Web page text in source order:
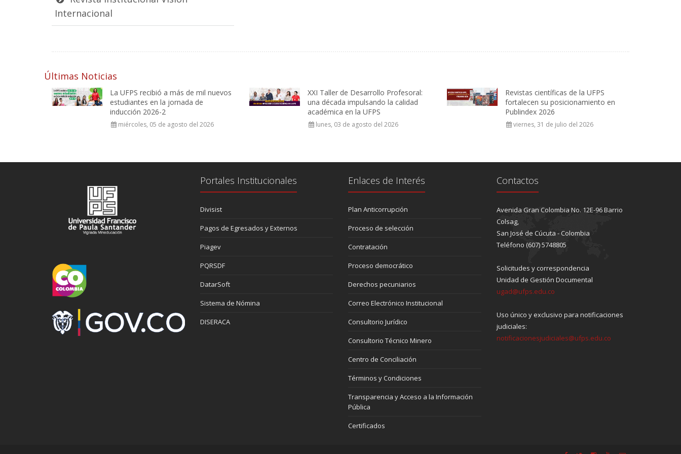
Internacional
Últimas Noticias
La UFPS recibió a más de mil nuevos
estudiantes en la jornada de
inducción 2026-2
miércoles, 05 de agosto del 2026
XXI Taller de Desarrollo Profesoral:
una década impulsando la calidad
académica en la UFPS
lunes, 03 de agosto del 2026
Revistas científicas de la UFPS
fortalecen su posicionamiento en
Publindex 2026
viernes, 31 de julio del 2026
Portales Institucionales
Divisist
Pagos de Egresados y Externos
Piagev
PQRSDF
DatarSoft
Sistema de Nómina
DISERACA
Enlaces de Interés
Plan Anticorrupción
Proceso de selección
Contratación
Proceso democrático
Derechos pecuniarios
Correo Electrónico Institucional
Consultorio Jurídico
Consultorio Técnico Minero
Centro de Conciliación
Términos y Condiciones
Transparencia y Acceso a la Información
Pública
Certificados
Contactos
Avenida Gran Colombia No. 12E-96 Barrio
Colsag,
San José de Cúcuta - Colombia
Teléfono (607) 5748805
Solicitudes y correspondencia
Unidad de Gestión Documental
ugad@ufps.edu.co
Uso único y exclusivo para notificaciones
judiciales:
notificacionesjudiciales@ufps.edu.co